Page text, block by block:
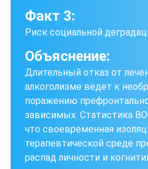
Факт 3:
Риск социальной
Объяснение:
Длительный отказ от
алкоголизме ведет к
поражению
зависимых. Статистика
что своевременная
терапевтической среде
распад личности и